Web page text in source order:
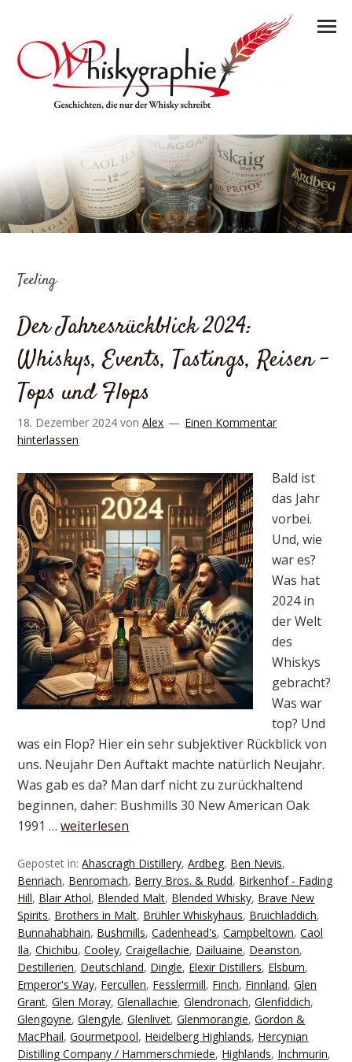
Teeling
Der Jahresrückblick 2024:
Whiskys, Events, Tastings, Reisen –
Tops und Flops
18. Dezember 2024 vonAlex
Einen Kommentar
hinterlassen
Bald ist
das Jahr
vorbei.
Und, wie
war es?
Was hat
2024 in
der Welt
des
Whiskys
gebracht?
Was war
top? Und
was ein Flop? Hier ein sehr subjektiver Rückblick von
uns. Neujahr Den Auftakt machte natürlich Neujahr.
Was gab es da? Man darf nicht zu zurückhaltend
beginnen, daher: Bushmills 30 New American Oak
1991 …weiterlesen
Gepostet in:Ahascragh Distillery,Ardbeg, Ben Nevis,
Benriach, Benromach, Berry Bros. & Rudd, Birkenhof - Fading
Hill, Blair Athol, Blended Malt, Blended Whisky, Brave New
Spirits, Brothers in Malt, Brühler Whiskyhaus, Bruichladdich,
Bunnahabhain, Bushmills,Cadenhead's,Campbeltown,Caol
Ila,Chichibu,Cooley,Craigellachie, Dailuaine, Deanston,
Destillerien, Deutschland, Dingle, Elexir Distillers, Elsburn,
Emperor's Way, Fercullen, Fesslermill, Finch, Finnland,Glen
Grant,Glen Moray,Glenallachie,Glendronach,Glenfiddich,
Glengoyne,Glengyle,Glenlivet,Glenmorangie,Gordon &
MacPhail,Gourmetpool, Heidelberg Highlands, Hercynian
Distilling Company / Hammerschmiede, Highlands, Inchmurin,